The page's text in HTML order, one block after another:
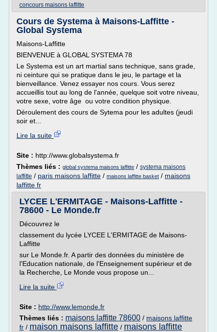
concours maisons laffitte
Cours de Systema à Maisons-Laffitte -
Global Systema
Maisons-Laffitte
BIENVENUE à GLOBAL SYSTEMA 78
Le Systema est un art martial sans technique, sans grade,
ni ceinture qui se pratique dans le jeu, le partage et la
bienveillance. Venez essayer nos cours. Vous serez
accueillis tout au long de l'année, quelque soit votre niveau,
votre sexe, votre âge ou votre condition physique.
Déroulement des cours de Sytema pour les adultes (jeudi
soir et...
Lire la suite
Site : http://www.globalsystema.fr
Thèmes liés : global systema maisons laffitte / systema maisons
laffitte / paris maisons laffitte / maisons laffitte basket / maisons
laffitte fr
LYCEE L'ERMITAGE - Maisons-Laffitte -
78600 - Le Monde.fr
Découvrez le
classement du lycée LYCEE L'ERMITAGE de Maisons-
Laffitte
sur Le Monde.fr. A partir des données du ministère de
l'Education nationale, de l'Enseignement supérieur et de
la Recherche, Le Monde vous propose un...
Lire la suite
Site : http://www.lemonde.fr
Thèmes liés : maisons laffitte 78600 / maisons laffitte
fr / maison maisons laffitte / maisons laffitte